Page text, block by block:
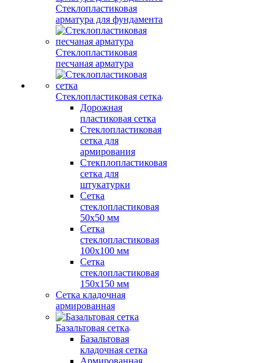
Стеклопластиковая
арматура для фундамента
Стеклопластиковая
песчаная арматура
Стеклопластиковая сетка
Дорожная
пластиковая сетка
Стеклопластиковая
сетка для
армирования
Стекплопластиковая
сетка для
штукатурки
Сетка
стеклопластиковая
50x50 мм
Сетка
стеклопластиковая
100x100 мм
Сетка
стеклопластиковая
150x150 мм
Сетка кладочная
армированная
Базальтовая сетка
Базальтовая
кладочная сетка
Армированная